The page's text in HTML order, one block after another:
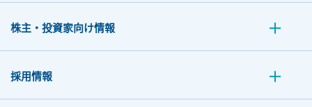
株主・投資家向け情報
採用情報